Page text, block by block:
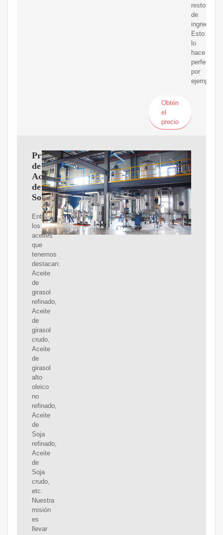
resto
de
Esto
lo
hace
perfecto,
por
ejemplo
Obtén
el
precio
Proveedores
de
Aceite
de
Soja
Entre
los
aceites
que
tenemos
destacan:
Aceite
de
girasol
refinado,
Aceite
de
girasol
crudo,
Aceite
de
girasol
alto
oleico
no
refinado,
Aceite
de
Soja
refinado,
Aceite
de
Soja
crudo,
etc.
Nuestra
misión
es
llevar